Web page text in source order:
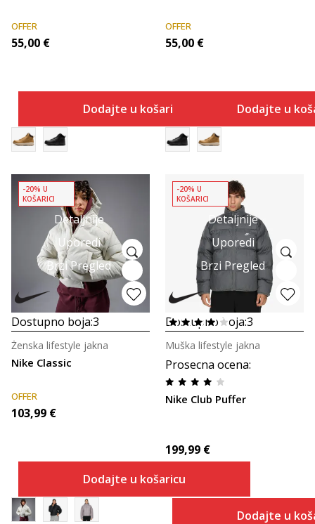
OFFER
55,00 €
Dodajte u košaricu
OFFER
55,00 €
Dodajte u
Detaljnije
Uporedi
Brzi Pregled
-20% U
KOŠARICI
Dostupno boja:3
Nike Classic
Ženska lifestyle jakna
OFFER
103,99 €
Dodajte u košaricu
Detaljnije
Uporedi
Brzi Pregled
-20% U
KOŠARICI
Dostupno boja:3
Prosecna ocena:
Nike Club Puffer
Muška lifestyle jakna
199,99 €
Dodajte u